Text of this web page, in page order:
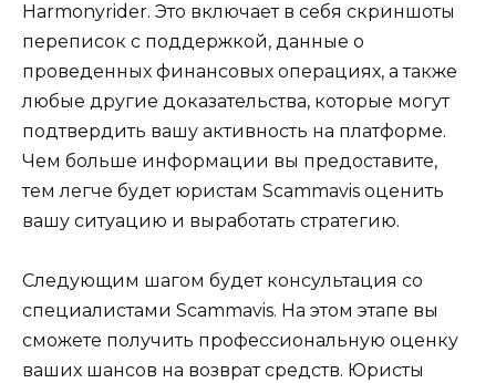
Harmonyrider. Это включает в себя скриншоты
переписок с поддержкой, данные о
проведенных финансовых операциях, а также
любые другие доказательства, которые могут
подтвердить вашу активность на платформе.
Чем больше информации вы предоставите,
тем легче будет юристам Scammavis оценить
вашу ситуацию и выработать стратегию.
Следующим шагом будет консультация со
специалистами Scammavis. На этом этапе вы
сможете получить профессиональную оценку
ваших шансов на возврат средств. Юристы